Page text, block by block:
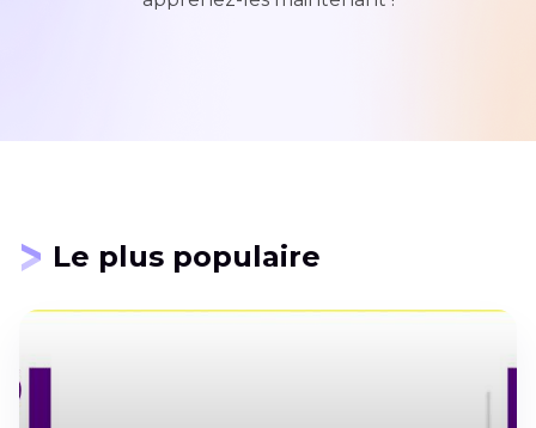
Le plus populaire